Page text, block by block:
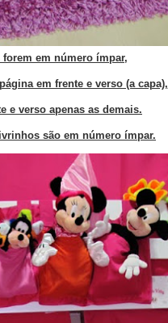
em número ímpar,
em frente e verso (a capa),
e verso apenas as demais.
são em número ímpar.